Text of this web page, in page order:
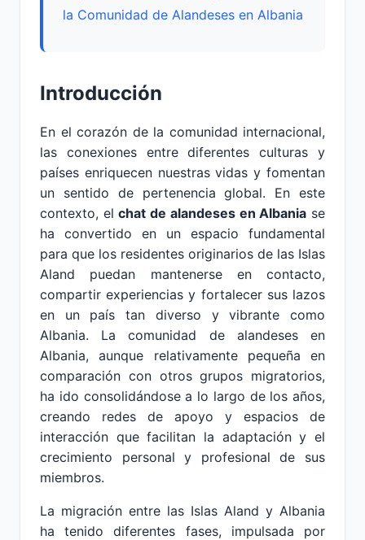
la Comunidad de Alandeses en Albania
Introducción
En el corazón de la comunidad internacional,
las conexiones entre diferentes culturas y
países enriquecen nuestras vidas y fomentan
un sentido de pertenencia global. En este
contexto, elchat de alandeses en Albania se
ha convertido en un espacio fundamental
para que los residentes originarios de las Islas
Aland puedan mantenerse en contacto,
compartir experiencias y fortalecer sus lazos
en un país tan diverso y vibrante como
Albania. La comunidad de alandeses en
Albania, aunque relativamente pequeña en
comparación con otros grupos migratorios,
ha ido consolidándose a lo largo de los años,
creando redes de apoyo y espacios de
interacción que facilitan la adaptación y el
crecimiento personal y profesional de sus
miembros.
La migración entre las Islas Aland y Albania
ha tenido diferentes fases, impulsada por